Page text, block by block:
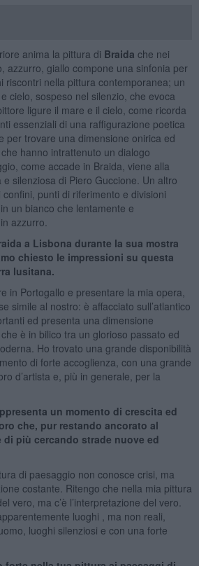
anima la pittura di Braida che nei
azzurro, giallo compone una sinfonia per
riscontri nella pittura contemporanea; un
cielo, sospeso nel silenzio, che evoca
ligure il mare e il cielo, come ricorda
essenziali di una raffigurazione poetica
per trovare una dimensione onirica ed
hanno intrattenuto un dialogo
come accade in Braida, viene alla
silenziosa di Piero Guccione. Un altro
punti di riferimento e divisioni
un bianco che lentamente e
azzurro.
a Lisbona durante la sua mostra
chiesto le impressioni su questa
lusitana.
in Portogallo e presentare la mia opera,
simile al nostro: è affacciato sull’atlantico
ed presenta una dimensione
è in bilico tra un glorioso passato ed
Ho trovato una grande disponibilità
di forte accoglienza, con una grande
d’artista e, più in generale, per la
un momento di crescita ed
che, pur restando ancorato al
di più cercando strade nuove ed
di paesaggio non conosce crisi, ma
costante. Ritengo che nella mia pittura
vero, ma c’è l’interpretazione del vero.
luoghi , ma non reali,
luoghi silenziosi e con una forte